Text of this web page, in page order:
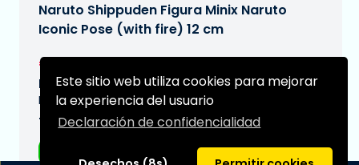
Este sitio web utiliza cookies para mejorar
la experiencia del usuario
Declaración de confidencialidad
Naruto Shippuden Figura Minix Naruto
Iconic Pose (with fire) 12 cm
€17,99
Fecha de entrega prevista:
N/A
Tipo: